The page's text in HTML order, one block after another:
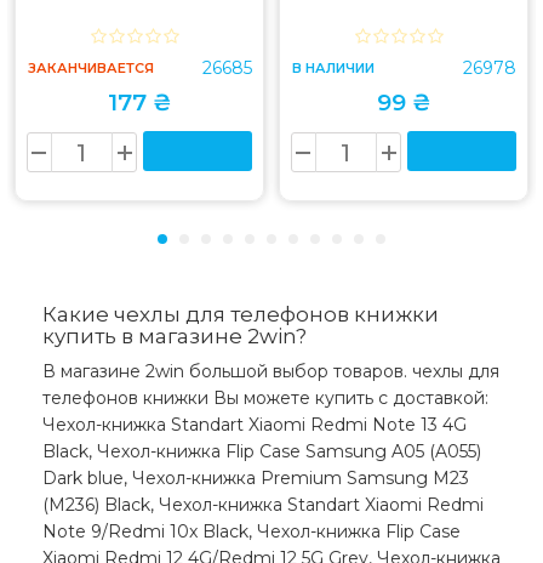
ЗАКАНЧИВАЕТСЯ 26685
177 ₴
В НАЛИЧИИ 26978
99 ₴
Какие чехлы для телефонов книжки
купить в магазине 2win?
В магазине 2win большой выбор товаров. чехлы для
телефонов книжки Вы можете купить с доставкой:
Чехол-книжка Standart Xiaomi Redmi Note 13 4G
Black, Чехол-книжка Flip Case Samsung A05 (A055)
Dark blue, Чехол-книжка Premium Samsung M23
(M236) Black, Чехол-книжка Standart Xiaomi Redmi
Note 9/Redmi 10x Black, Чехол-книжка Flip Case
Xiaomi Redmi 12 4G/Redmi 12 5G Grey, Чехол-книжка